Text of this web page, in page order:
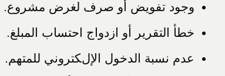
وجود تفويض أو صرف لغرض مشروع.
خطأ التقرير أو ازدواج احتساب المبلغ.
عدم نسبة الدخول الإلكتروني للمتهم.